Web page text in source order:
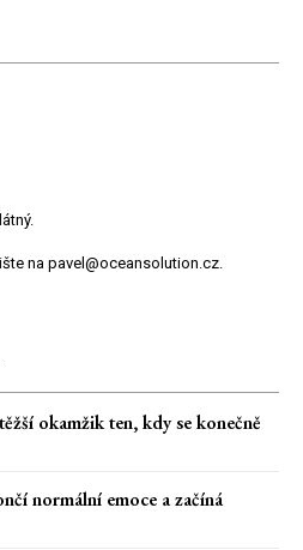
na pavel@oceansolution.cz.
okamžik ten, kdy se konečně
normální emoce a začíná